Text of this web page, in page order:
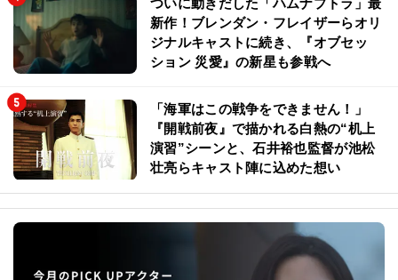
ついに動きだした「ハムナプトラ」最
新作！ブレンダン・フレイザーらオリ
ジナルキャストに続き、『オブセッ
ション 災愛』の新星も参戦へ
「海軍はこの戦争をできません！」
『開戦前夜』で描かれる白熱の“机上
演習”シーンと、石井裕也監督が池松
壮亮らキャスト陣に込めた想い